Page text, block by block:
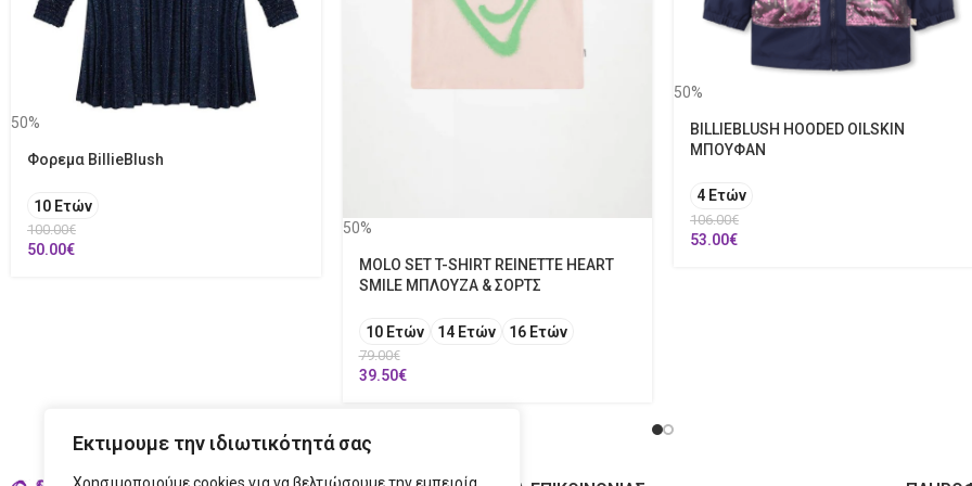
Εκτιμουμε την ιδιωτικότητά σας
50%
Φορεμα BillieBlush
10 Ετών
100.00€
50.00€
50%
MOLO SET T-SHIRT REINETTE HEART
SMILE ΜΠΛΟΥΖΑ & ΣΟΡΤΣ
10 Ετών 14 Ετών 16 Ετών
79.00€
39.50€
50%
BILLIEBLUSH HOODED OILSKIN
ΜΠΟΥΦΑΝ
4 Ετών
106.00€
53.00€